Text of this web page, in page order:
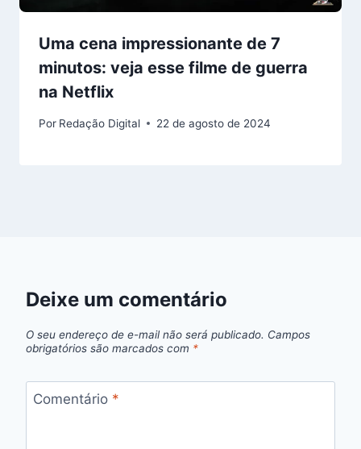
Uma cena impressionante de 7
minutos: veja esse filme de guerra
na Netflix
Por Redação Digital 22 de agosto de 2024
Deixe um comentário
O seu endereço de e-mail não será publicado. Campos
obrigatórios são marcados com *
Comentário *